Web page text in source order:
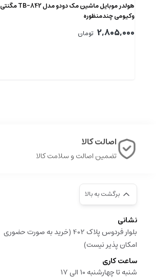
هولدر موبایل ماشین مک دودو مدل TB-842 مگنتی
وکیومی چندمنظوره
2,805,000 تومان
اصالت کالا
تضمین اصالت و سلامت کالا
برگشت به بالا
نشانی
بلوار فردوس پلاک 402 (خرید به صورت حضوری
امکان پذیر نیست)
ساعت کاری
شنبه تا چهارشنبه 10 الی 17